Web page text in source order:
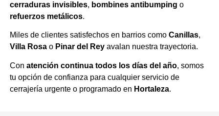
cerraduras invisibles, bombines antibumping o
refuerzos metálicos.
Miles de clientes satisfechos en barrios como Canillas,
Villa Rosa o Pinar del Rey avalan nuestra trayectoria.
Con atención continua todos los días del año, somos
tu opción de confianza para cualquier servicio de
cerrajería urgente o programado en Hortaleza.